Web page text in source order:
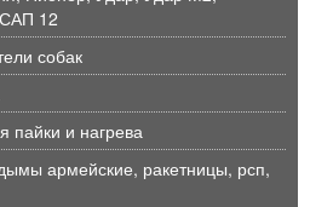
12
собак
пайки и нагрева
армейские, ракетницы, рсп,